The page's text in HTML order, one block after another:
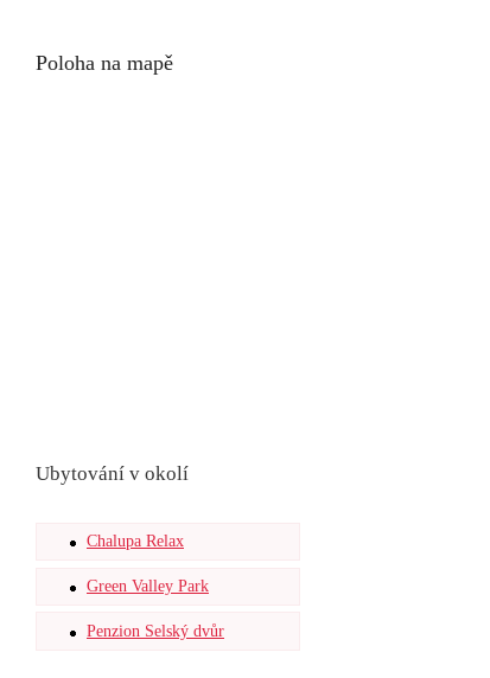
Poloha na mapě
Ubytování v okolí
Chalupa Relax
Green Valley Park
Penzion Selský dvůr